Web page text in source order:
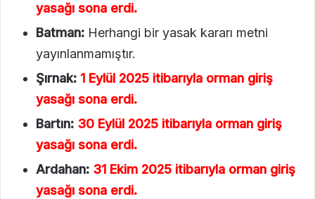
yasağı sona erdi.
Batman: Herhangi bir yasak kararı metni
yayınlanmamıştır.
Şırnak: 1 Eylül 2025 itibarıyla orman giriş
yasağı sona erdi.
Bartın: 30 Eylül 2025 itibarıyla orman giriş
yasağı sona erdi.
Ardahan: 31 Ekim 2025 itibarıyla orman giriş
yasağı sona erdi.